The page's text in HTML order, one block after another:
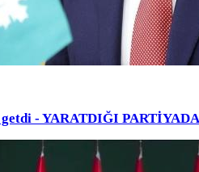
- YARATDIĞI